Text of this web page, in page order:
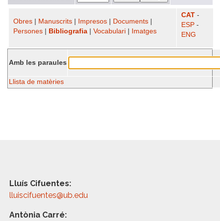
Obres Manuscrits Impresos Documents
Persones
Bibliografia Vocabulari Imatges
CAT -
ESP -
ENG
Amb les paraules
Llista de matèries
Lluís Cifuentes:
lluiscifuentes@ub.edu
Antònia Carré: